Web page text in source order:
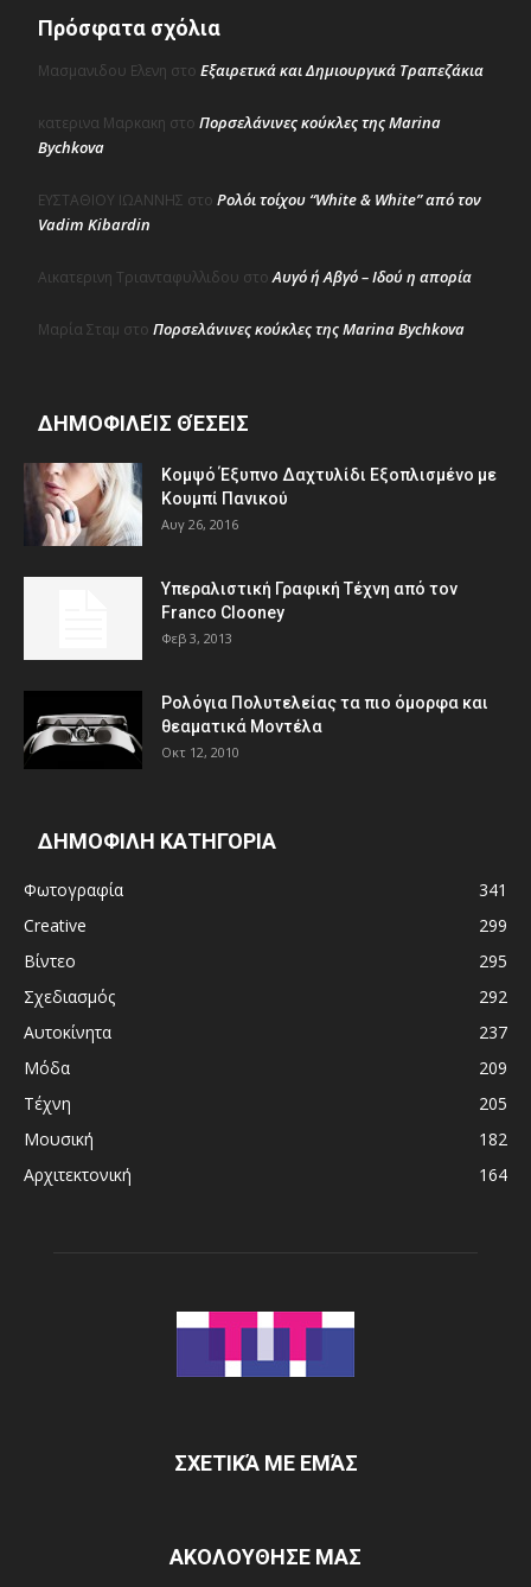
Πρόσφατα σχόλια
Μασμανιδου Ελενη στο Εξαιρετικά και Δημιουργικά Τραπεζάκια
κατερινα Μαρκακη στο Πορσελάνινες κούκλες της Marina
Bychkova
ΕΥΣΤΑΘΙΟΥ ΙΩΑΝΝΗΣ στο Ρολόι τοίχου “White & White” από τον
Vadim Kibardin
Αικατερινη Τριανταφυλλιδου στοΑυγό ή Αβγό – Ιδού η απορία
Μαρία Σταμ στο Πορσελάνινες κούκλες της Marina Bychkova
ΔΗΜΟΦΙΛΕΊΣ ΘΈΣΕΙΣ
Κομψό Έξυπνο Δαχτυλίδι Εξοπλισμένο με
Κουμπί Πανικού
Αυγ 26, 2016
Υπεραλιστική Γραφική Τέχνη από τον
Franco Clooney
Φεβ 3, 2013
Ρολόγια Πολυτελείας τα πιο όμορφα και
θεαματικά Μοντέλα
Οκτ 12, 2010
ΔΗΜΟΦΙΛΗ ΚΑΤΗΓΟΡΙΑ
Φωτογραφία
341
Creative
299
Βίντεο
295
Σχεδιασμός
292
Αυτοκίνητα
237
Μόδα
209
Τέχνη
205
Μουσική
182
Αρχιτεκτονική
164
ΣΧΕΤΙΚΆ ΜΕ ΕΜΆΣ
ΑΚΟΛΟΥΘΗΣΕ ΜΑΣ